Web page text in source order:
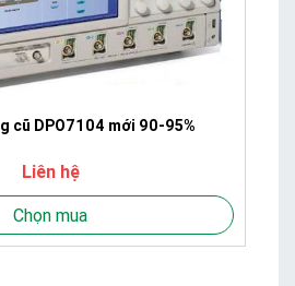
cũ DPO7104 mới 90-95%
Liên hệ
Chọn mua